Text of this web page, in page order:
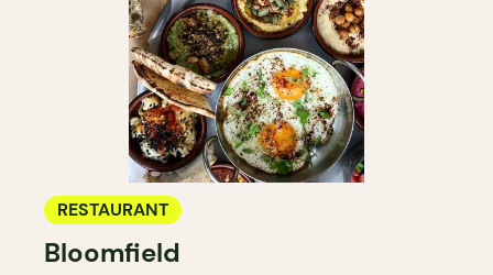
RESTAURANT
Bloomfield